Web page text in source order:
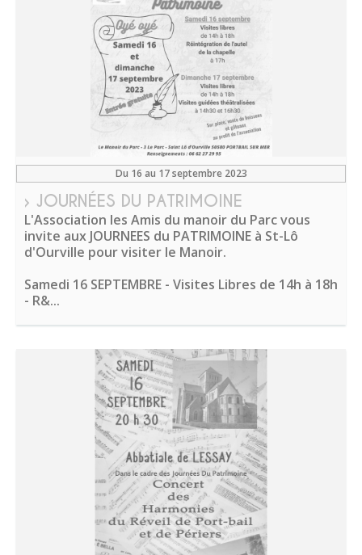
Du 16 au 17 septembre 2023
› JOURNÉES DU PATRIMOINE
L'Association les Amis du manoir du Parc vous
invite aux JOURNEES du PATRIMOINE à St-Lô
d'Ourville pour visiter le Manoir.
Samedi 16 SEPTEMBRE - Visites Libres de 14h à 18h
- R&...